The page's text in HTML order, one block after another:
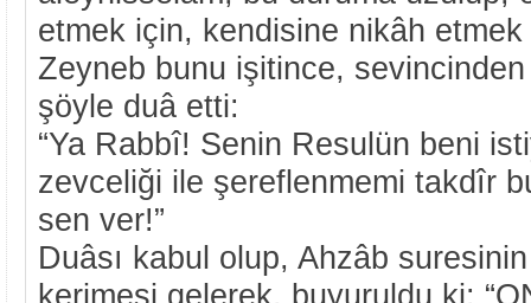
etmek için, kendisine nikâh
Zeyneb bunu işitince, sevincinden
şöyle duâ etti:
“Ya Rabbî! Senin Resulün beni
zevceliği ile şereflenmemi takdîr
sen ver!”
Duâsı kabul olup, Ahzâb
kerimesi gelerek, buyuruldu ki: